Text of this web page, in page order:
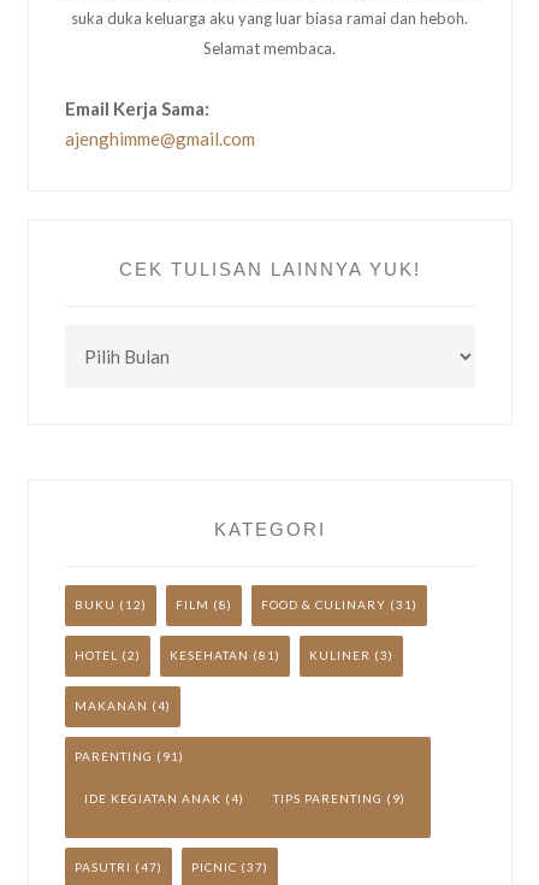
suka duka keluarga aku yang luar biasa ramai dan heboh.
Selamat membaca.
Email Kerja Sama:
ajenghimme@gmail.com
CEK TULISAN LAINNYA YUK!
TULISAN
KATEGORI
BUKU (12) FILM (8) FOOD & CULINARY (31)
HOTEL (2) KESEHATAN (81) KULINER (3)
MAKANAN (4)
PARENTING (91)
IDE KEGIATAN ANAK (4) TIPS PARENTING (9)
PASUTRI (47) PICNIC (37)